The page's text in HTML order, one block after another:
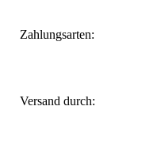
Zahlungsarten:
Versand durch: